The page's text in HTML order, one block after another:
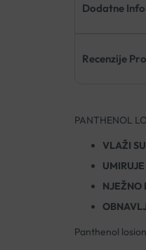
Dodatne
Recenzije
PANTHENOL
VLAŽI
NJEŽNO
Panthenol